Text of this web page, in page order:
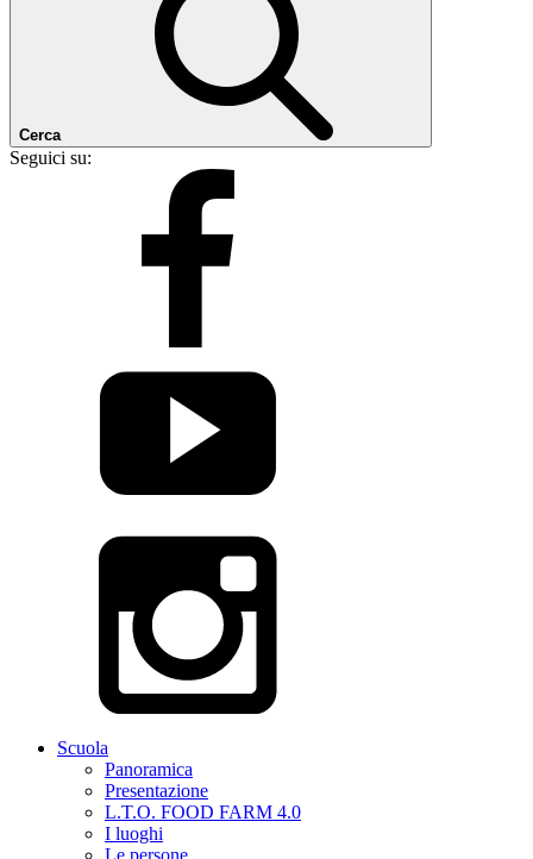
Cerca
Seguici su:
Scuola
Panoramica
Presentazione
L.T.O. FOOD FARM 4.0
I luoghi
Le persone